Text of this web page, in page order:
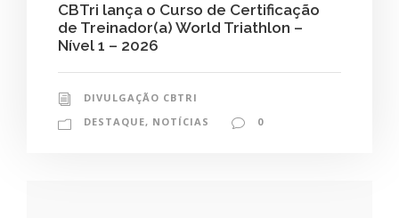
CBTri lança o Curso de Certificação
de Treinador(a) World Triathlon –
Nível 1 – 2026
DIVULGAÇÃO CBTRI
DESTAQUE, NOTÍCIAS 0